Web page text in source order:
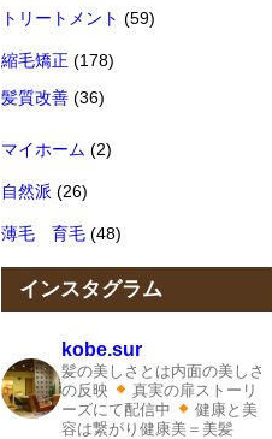
トリートメント (59)
縮毛矯正 (178)
髪質改善 (36)
マイホーム (2)
自然派 (26)
薄毛 育毛 (48)
インスタグラム
kobe.sur
髪の美しさとは内面の美しさ
の反映
真実の扉ストーリ
ーズにて配信中
健康と美
容は繋がり健康美＝美髪